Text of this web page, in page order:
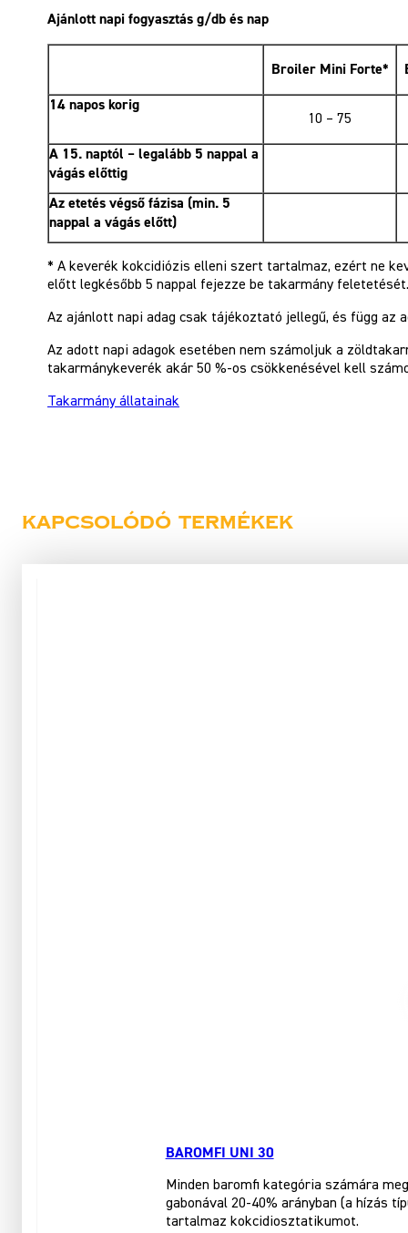
Ajánlott napi fogyasztás g/db és nap
Broiler Mini Forte*
14 napos korig
10 – 75
A 15. naptól – legalább 5 nappal a
vágás előttig
Az etetés végső fázisa (min. 5
nappal a vágás előtt)
* A keverék kokcidiózis elleni szert tartalmaz, ezért ne
előtt legkésőbb 5 nappal fejezze be takarmány feletetését.
Az ajánlott napi adag csak tájékoztató jellegű, és függ
Az adott napi adagok esetében nem számoljuk a
takarmánykeverék akár 50 %-os csökkenésével kell
Takarmány állatainak
Kapcsolódó termékek
BAROMFI UNI 30
Minden baromfi kategória számára
gabonával 20-40% arányban (a hízás
tartalmaz kokcidiosztatikumot.